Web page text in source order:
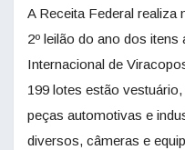
A Receita Federal realiza
2º leilão do ano dos
Internacional de
199 lotes estão
peças automotivas e
diversos, câmeras e